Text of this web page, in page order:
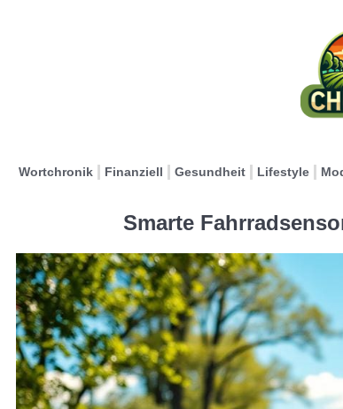
Wortchronik Finanziell Gesundheit Lifestyle
Smarte